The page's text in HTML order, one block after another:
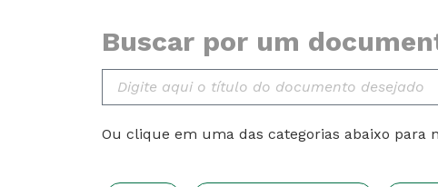
Buscar por um
Ou clique em uma das categorias abaixo para